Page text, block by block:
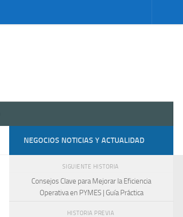
NEGOCIOS NOTICIAS Y ACTUALIDAD
SIGUIENTE HISTORIA
Consejos Clave para Mejorar la Eficiencia
Operativa en PYMES | Guía Práctica
HISTORIA PREVIA